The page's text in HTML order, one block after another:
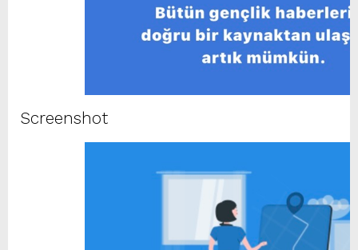
Screenshot